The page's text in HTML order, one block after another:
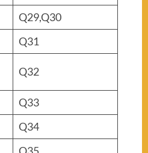
Q29,Q30
Q31
Q32
Q33
Q34